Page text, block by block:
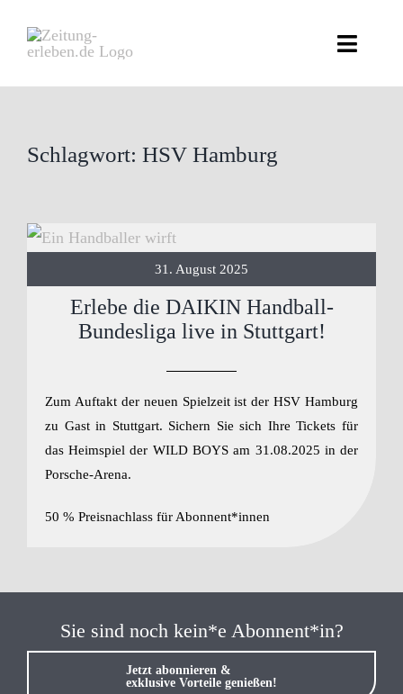
Inhalt
Toggle
Schlagwort: HSV Hamburg
31. August 2025
Erlebe die DAIKIN Handball-
Bundesliga live in Stuttgart!
Zum Auftakt der neuen Spielzeit ist der HSV Hamburg
zu Gast in Stuttgart. Sichern Sie sich Ihre Tickets für
das Heimspiel der WILD BOYS am 31.08.2025 in der
Porsche-Arena.
50 % Preisnachlass für Abonnent*innen
Sie sind noch kein*e Abonnent*in?
Jetzt abonnieren &
exklusive Vorteile genießen!